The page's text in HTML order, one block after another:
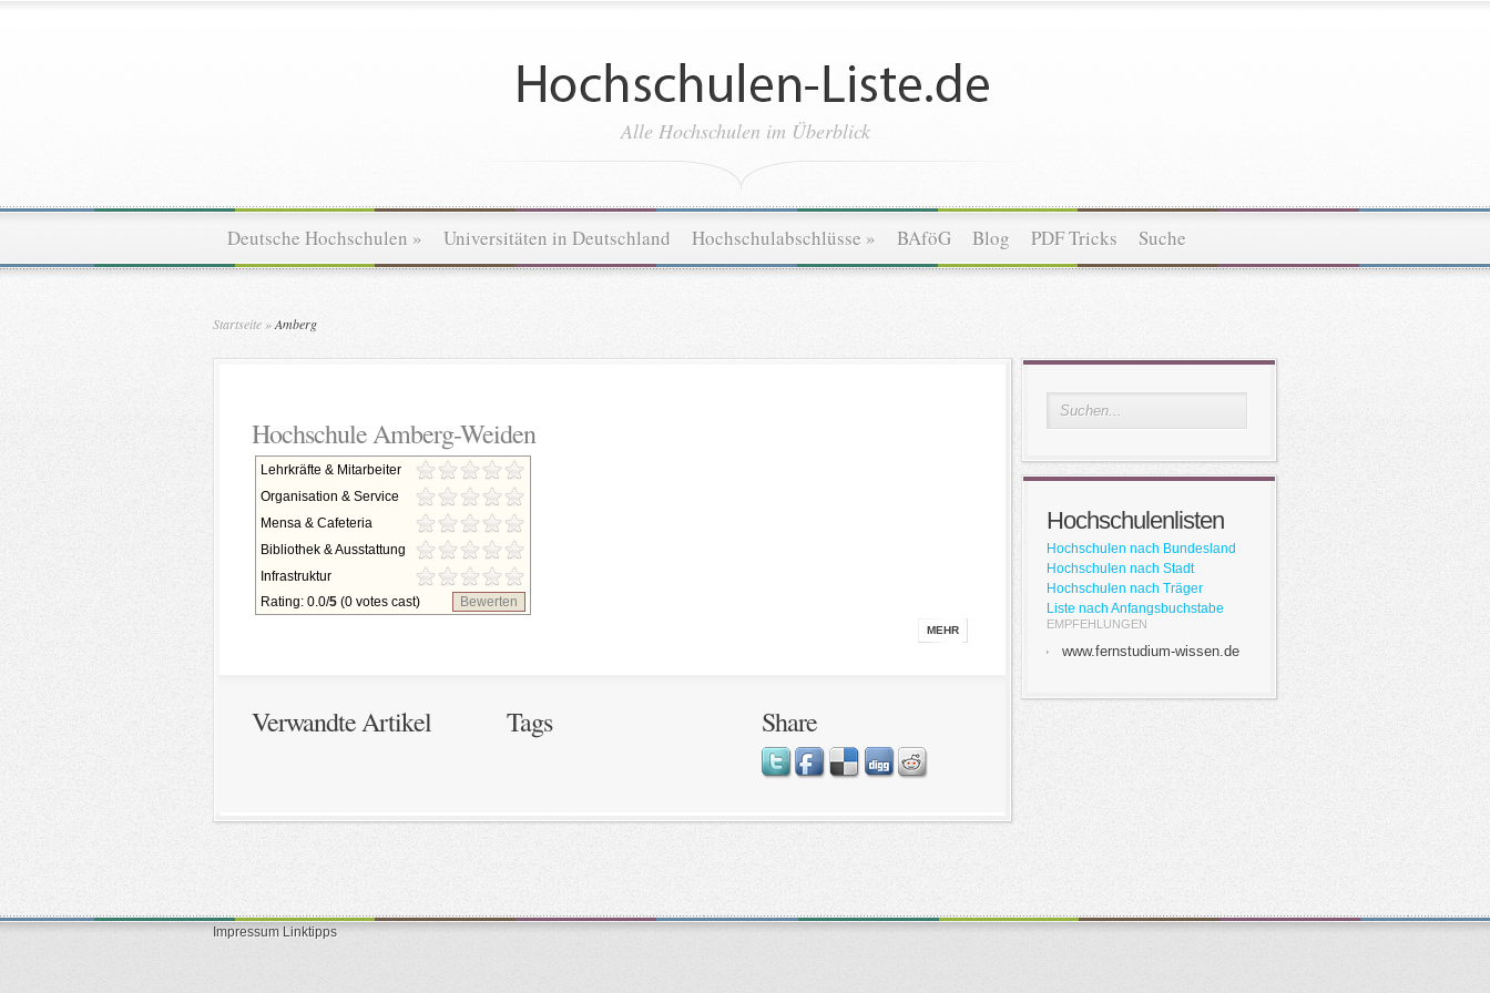
Alle Hochschulen im Überblick
Deutsche Hochschulen » Universitäten in Deutschland Hochschulabschlüsse » BAföG Blog PDF Tricks Suche
Startseite »Amberg
Hochschule Amberg-Weiden
Lehrkräfte & Mitarbeiter
Organisation & Service
Mensa & Cafeteria
Bibliothek & Ausstattung
Infrastruktur
Rating: 0.0/5 (0 votes cast) Bewerten
MEHR
Verwandte Artikel Tags Share
Hochschulenlisten
Hochschulen nach Bundesland
Hochschulen nach Stadt
Hochschulen nach Träger
Liste nach Anfangsbuchstabe
EMPFEHLUNGEN
www.fernstudium-wissen.de
Impressum Linktipps